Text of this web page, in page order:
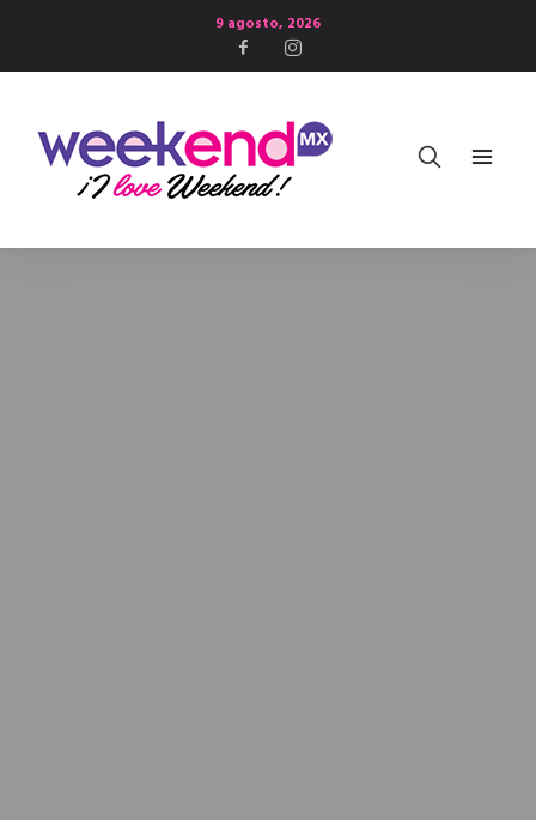
9 agosto, 2026